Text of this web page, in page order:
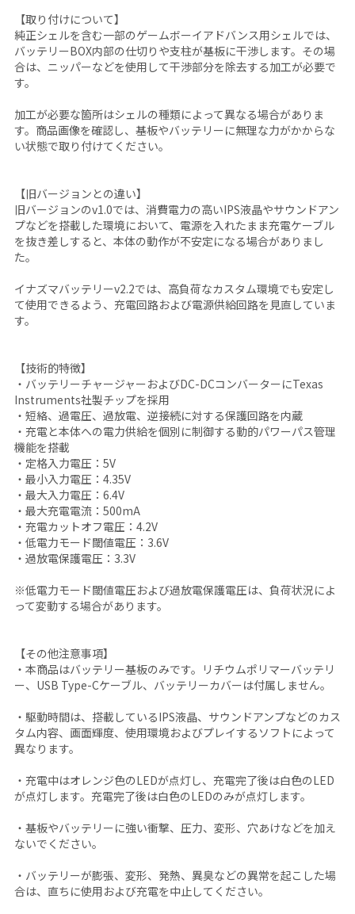
【取り付けについて】
純正シェルを含む一部のゲームボーイアドバンス用シェルでは、
バッテリーBOX内部の仕切りや支柱が基板に干渉します。その場
合は、ニッパーなどを使用して干渉部分を除去する加工が必要で
す。
加工が必要な箇所はシェルの種類によって異なる場合がありま
す。商品画像を確認し、基板やバッテリーに無理な力がかからな
い状態で取り付けてください。
【旧バージョンとの違い】
旧バージョンのv1.0では、消費電力の高いIPS液晶やサウンドアン
プなどを搭載した環境において、電源を入れたまま充電ケーブル
を抜き差しすると、本体の動作が不安定になる場合がありまし
た。
イナズマバッテリーv2.2では、高負荷なカスタム環境でも安定し
て使用できるよう、充電回路および電源供給回路を見直していま
す。
【技術的特徴】
・バッテリーチャージャーおよびDC-DCコンバーターにTexas
Instruments社製チップを採用
・短絡、過電圧、過放電、逆接続に対する保護回路を内蔵
・充電と本体への電力供給を個別に制御する動的パワーパス管理
機能を搭載
・定格入力電圧：5V
・最小入力電圧：4.35V
・最大入力電圧：6.4V
・最大充電電流：500mA
・充電カットオフ電圧：4.2V
・低電力モード閾値電圧：3.6V
・過放電保護電圧：3.3V
※低電力モード閾値電圧および過放電保護電圧は、負荷状況によ
って変動する場合があります。
【その他注意事項】
・本商品はバッテリー基板のみです。リチウムポリマーバッテリ
ー、USB Type-Cケーブル、バッテリーカバーは付属しません。
・駆動時間は、搭載しているIPS液晶、サウンドアンプなどのカス
タム内容、画面輝度、使用環境およびプレイするソフトによって
異なります。
・充電中はオレンジ色のLEDが点灯し、充電完了後は白色のLED
が点灯します。充電完了後は白色のLEDのみが点灯します。
・基板やバッテリーに強い衝撃、圧力、変形、穴あけなどを加え
ないでください。
・バッテリーが膨張、変形、発熱、異臭などの異常を起こした場
合は、直ちに使用および充電を中止してください。